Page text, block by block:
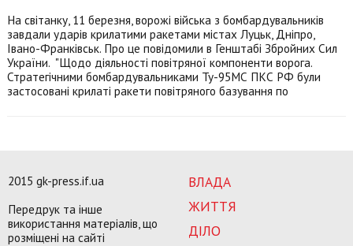
На світанку, 11 березня, ворожі війська з бомбардувальників
завдали ударів крилатими ракетами містах Луцьк, Дніпро,
Івано-Франківськ. Про це повідомили в Генштабі Збройних Сил
України. "Щодо діяльності повітряної компоненти ворога.
Стратегічними бомбардувальниками Ту-95МС ПКС РФ були
застосовані крилаті ракети повітряного базування по
ВЛАДА
ЖИТТЯ
ДІЛО
2015 gk-press.if.ua
Передрук та інше
використання матеріалів, що
розміщені на сайті